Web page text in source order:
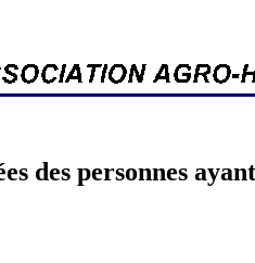
des personnes